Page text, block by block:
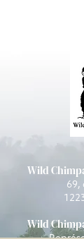
Wild
69,
Wild